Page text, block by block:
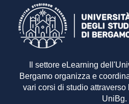
Il settore eLearning
Bergamo organizza e
vari corsi di studio
UniBg.